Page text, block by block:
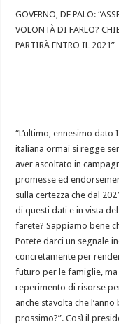
GOVERNO, DE PALO:
VOLONTÀ DI FARLO?
PARTIRÀ ENTRO IL 2021”
“L’ultimo, ennesimo
italiana ormai si regge
aver ascoltato in
promesse ed
sulla certezza che dal
di questi dati e in vista
farete? Sappiamo bene
Potete darci un segnale
concretamente per
futuro per le famiglie, ma
reperimento di risorse
anche stavolta che
prossimo?”. Così il